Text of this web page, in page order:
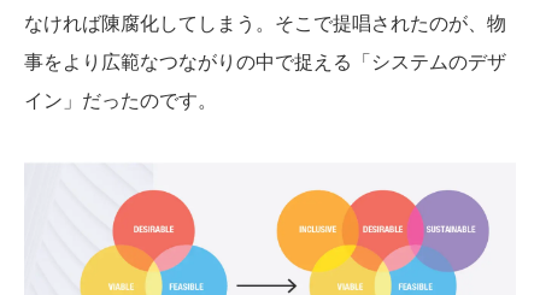
なければ陳腐化してしまう。そこで提唱されたのが、物
事をより広範なつながりの中で捉える「システムのデザ
イン」だったのです。